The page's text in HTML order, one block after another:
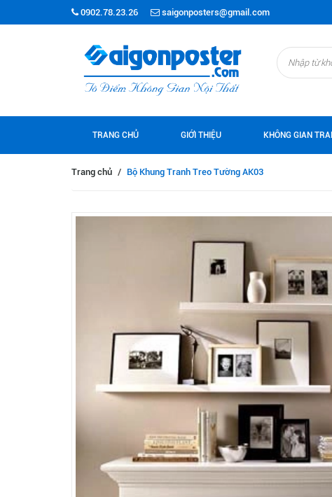
0902.78.23.26 saigonposters@gmail.com
TRANG CHỦ GIỚI THIỆU KHÔNG GIAN
Trang chủ / Bộ Khung Tranh Treo Tường AK03